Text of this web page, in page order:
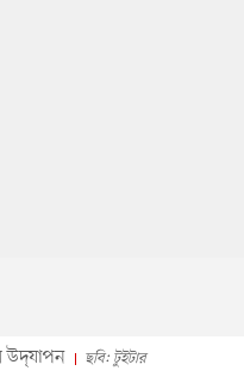
উদ্‌যাপন ছবি: টুইটার